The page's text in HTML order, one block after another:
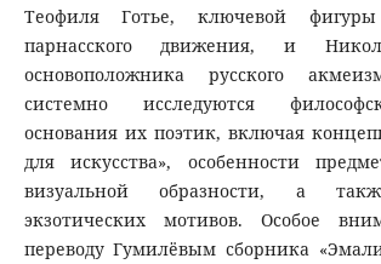
Теофиля Готье, ключевой фигуры
парнасского движения, и
основоположника русского
системно исследуются
основания их поэтик, включая
для искусства», особенности
визуальной образности, а
экзотических мотивов. Особое
переводу Гумилёвым сборника